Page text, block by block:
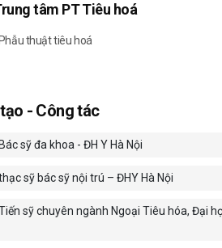
tâm PT Tiêu hoá
thuật tiêu hoá
- Công tác
sỹ đa khoa - ĐH Y Hà Nội
sỹ bác sỹ nội trú – ĐHY Hà Nội
sỹ chuyên ngành Ngoại Tiêu hóa, Đại